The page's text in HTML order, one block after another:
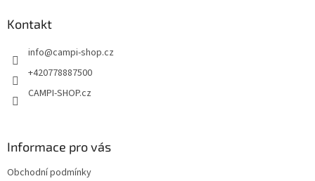
Kontakt
info@campi-shop.cz
+420778887500
CAMPI-SHOP.cz
Informace pro vás
Obchodní podmínky